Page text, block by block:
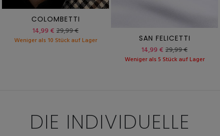
COLOMBETTI
14,99 € 29,99 €
Weniger als 10 Stück auf Lager SAN FELICETTI
14,99 € 29,99 €
Weniger als 5 Stück auf Lager
DIE INDIVIDUELLE